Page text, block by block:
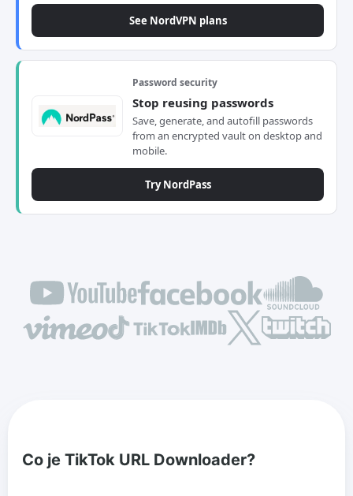
See NordVPN plans
Password security
Stop reusing passwords
Save, generate, and autofill passwords
from an encrypted vault on desktop and
mobile.
Try NordPass
Co je TikTok URL Downloader?